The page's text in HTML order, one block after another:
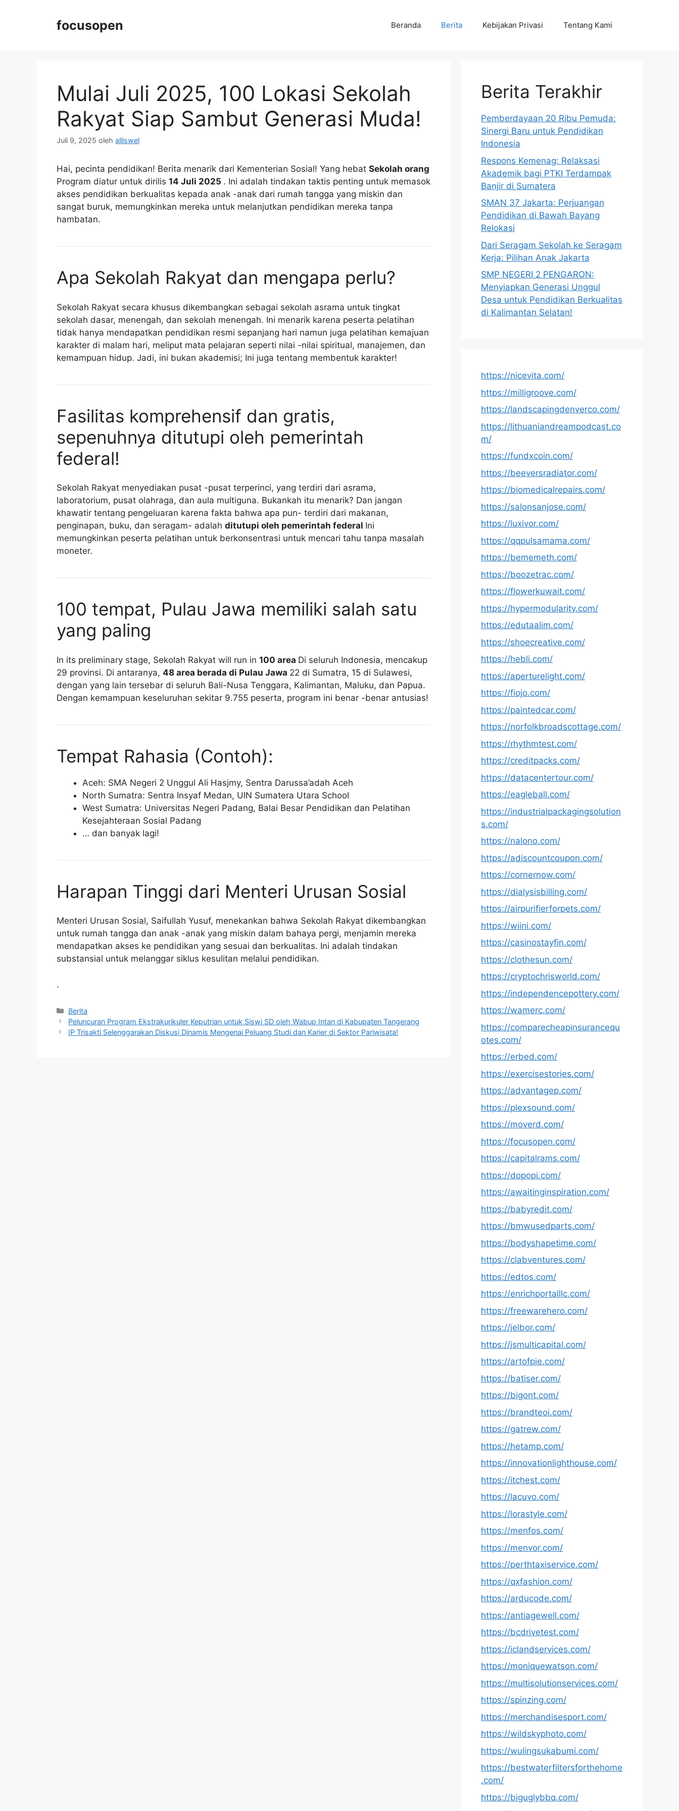
focusopen Beranda Berita Kebijakan Privasi Tentang Kami
Mulai Juli 2025, 100 Lokasi Sekolah
Rakyat Siap Sambut Generasi Muda!
Juli 9, 2025 oleh alliswel
Hai, pecinta pendidikan! Berita menarik dari Kementerian Sosial! Yang hebat Sekolah orang
Program diatur untuk dirilis 14 Juli 2025 . Ini adalah tindakan taktis penting untuk memasok
akses pendidikan berkualitas kepada anak -anak dari rumah tangga yang miskin dan
sangat buruk, memungkinkan mereka untuk melanjutkan pendidikan mereka tanpa
hambatan.
Apa Sekolah Rakyat dan mengapa perlu?
Sekolah Rakyat secara khusus dikembangkan sebagai sekolah asrama untuk tingkat
sekolah dasar, menengah, dan sekolah menengah. Ini menarik karena peserta pelatihan
tidak hanya mendapatkan pendidikan resmi sepanjang hari namun juga pelatihan kemajuan
karakter di malam hari, meliput mata pelajaran seperti nilai -nilai spiritual, manajemen, dan
kemampuan hidup. Jadi, ini bukan akademisi; Ini juga tentang membentuk karakter!
Fasilitas komprehensif dan gratis,
sepenuhnya ditutupi oleh pemerintah
federal!
Sekolah Rakyat menyediakan pusat -pusat terperinci, yang terdiri dari asrama,
laboratorium, pusat olahraga, dan aula multiguna. Bukankah itu menarik? Dan jangan
khawatir tentang pengeluaran karena fakta bahwa apa pun- terdiri dari makanan,
penginapan, buku, dan seragam- adalah ditutupi oleh pemerintah federal Ini
memungkinkan peserta pelatihan untuk berkonsentrasi untuk mencari tahu tanpa masalah
moneter.
100 tempat, Pulau Jawa memiliki salah satu
yang paling
In its preliminary stage, Sekolah Rakyat will run in 100 area Di seluruh Indonesia, mencakup
29 provinsi. Di antaranya, 48 area berada di Pulau Jawa 22 di Sumatra, 15 di Sulawesi,
dengan yang lain tersebar di seluruh Bali-Nusa Tenggara, Kalimantan, Maluku, dan Papua.
Dengan kemampuan keseluruhan sekitar 9.755 peserta, program ini benar -benar antusias!
Tempat Rahasia (Contoh):
Aceh: SMA Negeri 2 Unggul Ali Hasjmy, Sentra Darussa’adah Aceh
North Sumatra: Sentra Insyaf Medan, UIN Sumatera Utara School
West Sumatra: Universitas Negeri Padang, Balai Besar Pendidikan dan Pelatihan
Kesejahteraan Sosial Padang
… dan banyak lagi!
Harapan Tinggi dari Menteri Urusan Sosial
Menteri Urusan Sosial, Saifullah Yusuf, menekankan bahwa Sekolah Rakyat dikembangkan
untuk rumah tangga dan anak -anak yang miskin dalam bahaya pergi, menjamin mereka
mendapatkan akses ke pendidikan yang sesuai dan berkualitas. Ini adalah tindakan
substansial untuk melanggar siklus kesulitan melalui pendidikan.
.
Kategori
Berita
Peluncuran Program Ekstrakurikuler Keputrian untuk Siswi SD oleh Wabup Intan di Kabupaten Tangerang
IP Trisakti Selenggarakan Diskusi Dinamis Mengenai Peluang Studi dan Karier di Sektor Pariwisata!
Berita Terakhir
Pemberdayaan 20 Ribu Pemuda:
Sinergi Baru untuk Pendidikan
Indonesia
Respons Kemenag: Relaksasi
Akademik bagi PTKI Terdampak
Banjir di Sumatera
SMAN 37 Jakarta: Perjuangan
Pendidikan di Bawah Bayang
Relokasi
Dari Seragam Sekolah ke Seragam
Kerja: Pilihan Anak Jakarta
SMP NEGERI 2 PENGARON:
Menyiapkan Generasi Unggul
Desa untuk Pendidikan Berkualitas
di Kalimantan Selatan!
https://nicevita.com/
https://milligroove.com/
https://landscapingdenverco.com/
https://lithuaniandreampodcast.co
m/
https://fundxcoin.com/
https://beeversradiator.com/
https://biomedicalrepairs.com/
https://salonsanjose.com/
https://luxivor.com/
https://qqpulsamama.com/
https://bememeth.com/
https://boozetrac.com/
https://flowerkuwait.com/
https://hypermodularity.com/
https://edutaalim.com/
https://shoecreative.com/
https://hebli.com/
https://aperturelight.com/
https://fiojo.com/
https://paintedcar.com/
https://norfolkbroadscottage.com/
https://rhythmtest.com/
https://creditpacks.com/
https://datacentertour.com/
https://eagleball.com/
https://industrialpackagingsolution
s.com/
https://nalono.com/
https://adiscountcoupon.com/
https://cornernow.com/
https://dialysisbilling.com/
https://airpurifierforpets.com/
https://wiini.com/
https://casinostayfin.com/
https://clothesun.com/
https://cryptochrisworld.com/
https://independencepottery.com/
https://wamerc.com/
https://comparecheapinsurancequ
otes.com/
https://erbed.com/
https://exercisestories.com/
https://advantagep.com/
https://plexsound.com/
https://moverd.com/
https://focusopen.com/
https://capitalrams.com/
https://dopopi.com/
https://awaitinginspiration.com/
https://babyredit.com/
https://bmwusedparts.com/
https://bodyshapetime.com/
https://clabventures.com/
https://edtos.com/
https://enrichportalllc.com/
https://freewarehero.com/
https://jelbor.com/
https://jsmulticapital.com/
https://artofpie.com/
https://batiser.com/
https://bigont.com/
https://brandteoi.com/
https://gatrew.com/
https://hetamp.com/
https://innovationlighthouse.com/
https://itchest.com/
https://lacuvo.com/
https://lorastyle.com/
https://menfos.com/
https://menvor.com/
https://perthtaxiservice.com/
https://qxfashion.com/
https://arducode.com/
https://antiagewell.com/
https://bcdrivetest.com/
https://iclandservices.com/
https://moniquewatson.com/
https://multisolutionservices.com/
https://spinzing.com/
https://merchandisesport.com/
https://wildskyphoto.com/
https://wulingsukabumi.com/
https://bestwaterfiltersforthehome
.com/
https://biguglybbq.com/